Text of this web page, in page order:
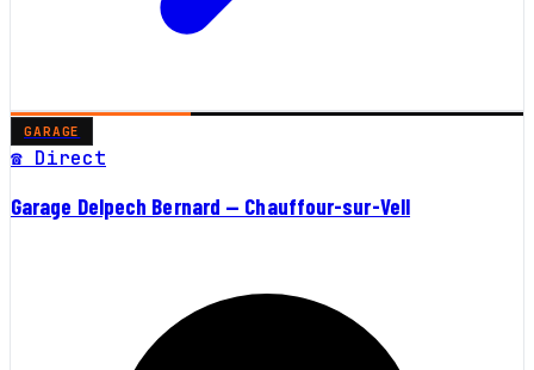
GARAGE
☎ Direct
Garage Delpech Bernard — Chauffour-sur-Vell